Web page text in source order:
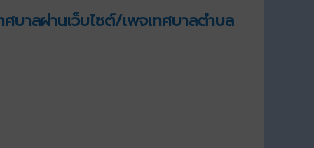
บาลผ่านเว็บไซต์/เพจเทศบาลตำบล